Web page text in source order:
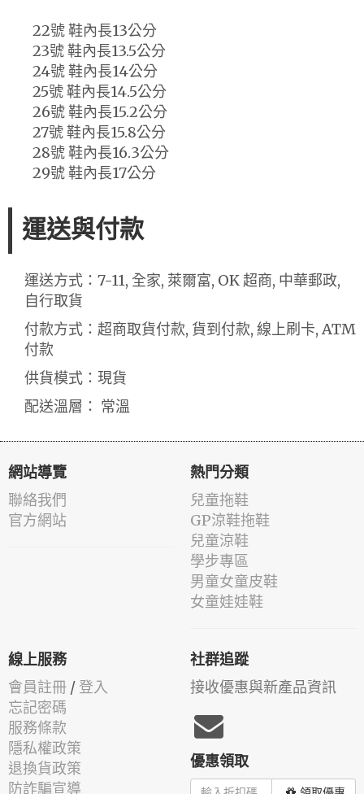
22號 鞋內長13公分
23號 鞋內長13.5公分
24號 鞋內長14公分
25號 鞋內長14.5公分
26號 鞋內長15.2公分
27號 鞋內長15.8公分
28號 鞋內長16.3公分
29號 鞋內長17公分
運送與付款
運送方式：7-11, 全家, 萊爾富, OK 超商, 中華郵政,
自行取貨
付款方式：超商取貨付款, 貨到付款, 線上刷卡, ATM
付款
供貨模式：現貨
配送溫層： 常溫
網站導覽
聯絡我們
官方網站
熱門分類
兒童拖鞋
GP涼鞋拖鞋
兒童涼鞋
學步專區
男童女童皮鞋
女童娃娃鞋
線上服務
會員註冊 / 登入
忘記密碼
服務條款
隱私權政策
退換貨政策
防詐騙宣導
社群追蹤
接收優惠與新產品資訊
優惠領取